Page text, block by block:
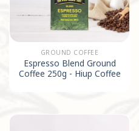
GROUND COFFEE
Espresso Blend Ground
Coffee 250g - Hiup Coffee